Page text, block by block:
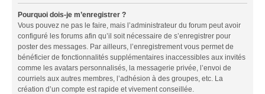
Pourquoi dois-je m’enregistrer ?
Vous pouvez ne pas le faire, mais l’administrateur du forum peut avoir
configuré les forums afin qu’il soit nécessaire de s’enregistrer pour
poster des messages. Par ailleurs, l’enregistrement vous permet de
bénéficier de fonctionnalités supplémentaires inaccessibles aux invités
comme les avatars personnalisés, la messagerie privée, l’envoi de
courriels aux autres membres, l’adhésion à des groupes, etc. La
création d’un compte est rapide et vivement conseillée.